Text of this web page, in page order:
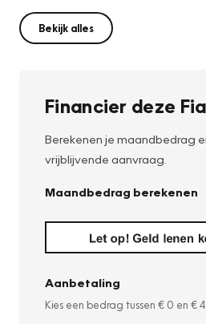
Bekijk alles
Financier deze
Berekenen je maandbedrag
vrijblijvende aanvraag.
Maandbedrag berekenen
Aanbetaling
Kies een bedrag tussen € 0 en €